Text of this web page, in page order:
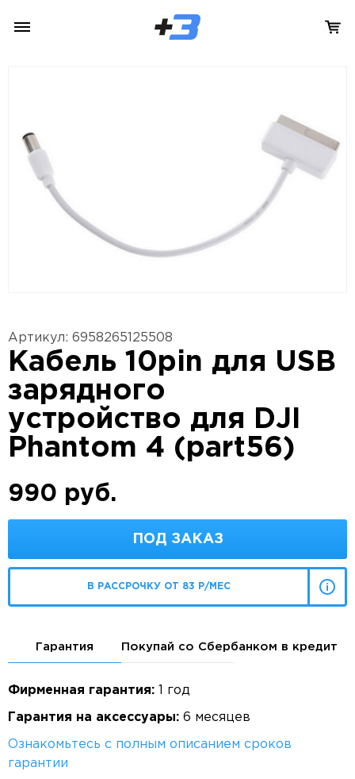
Артикул: 6958265125508
Кабель 10pin для USB
зарядного
устройство для DJI
Phantom 4 (part56)
990 руб.
ПОД ЗАКАЗ
В РАССРОЧКУ ОТ 83 Р/МЕС
Гарантия Покупай со Сбербанком в кредит
Фирменная гарантия: 1 год
Гарантия на аксессуары: 6 месяцев
Ознакомьтесь с полным описанием сроков
гарантии